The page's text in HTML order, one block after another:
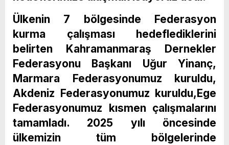
Ülkenin 7 bölgesinde Federasyon
kurma çalışması hedeflediklerini
belirten Kahramanmaraş Dernekler
Federasyonu Başkanı Uğur Yinanç,
Marmara Federasyonumuz kuruldu,
Akdeniz Federasyonumuz kuruldu,Ege
Federasyonumuz kısmen çalışmalarını
tamamladı. 2025 yılı öncesinde
ülkemizin tüm bölgelerinde